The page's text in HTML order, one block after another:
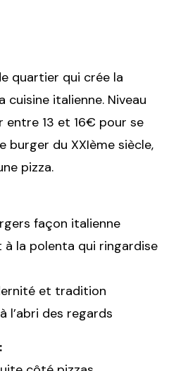
quartier qui crée la
italienne. Niveau
entre 13 et 16€ pour se
burger du XXIème siècle,
pizza.
façon italienne
à la polenta qui ringardise
et tradition
l’abri des regards